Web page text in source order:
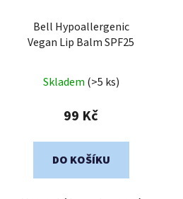
Bell Hypoallergenic
Vegan Lip Balm SPF25
Skladem (>5 ks)
99 Kč
DO KOŠÍKU